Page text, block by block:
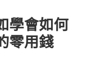
學會如何
零用錢